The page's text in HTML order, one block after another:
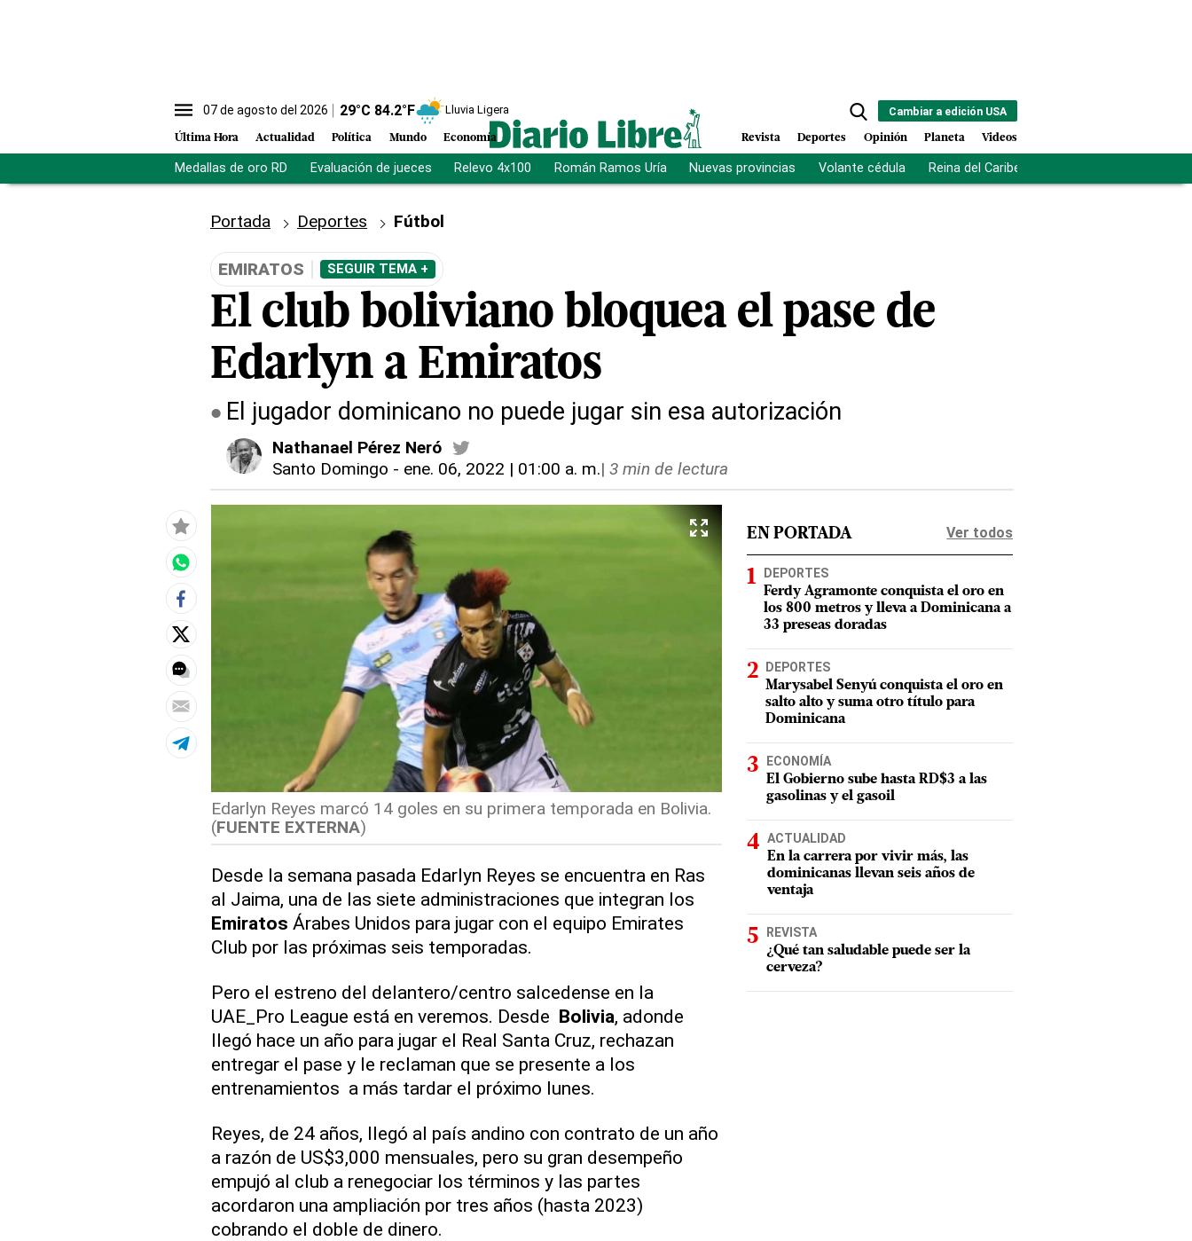
07 de agosto del 2026 29°C 84.2°F Lluvia Ligera
Última Hora Actualidad Política Mundo Economía
Cambiar a edición USA
Revista Deportes Opinión Planeta Videos
Medallas de oro RD Evaluación de jueces Relevo 4x100 Román Ramos Uría Nuevas provincias Volante cédula Reina del Caribe
Portada Deportes Fútbol
EMIRATOS SEGUIR TEMA +
El club boliviano bloquea el pase de
Edarlyn a Emiratos
El jugador dominicano no puede jugar sin esa autorización
Nathanael Pérez Neró
Santo Domingo - ene. 06, 2022 | 01:00 a. m.| 3 min de lectura
Edarlyn Reyes marcó 14 goles en su primera temporada en Bolivia.
(FUENTE EXTERNA)
Desde la semana pasada Edarlyn Reyes se encuentra en Ras
al Jaima, una de las siete administraciones que integran los
Emiratos Árabes Unidos para jugar con el equipo Emirates
Club por las próximas seis temporadas.
Pero el estreno del delantero/centro salcedense en la
UAE_Pro League está en veremos. Desde Bolivia, adonde
llegó hace un año para jugar el Real Santa Cruz, rechazan
entregar el pase y le reclaman que se presente a los
entrenamientos a más tardar el próximo lunes.
Reyes, de 24 años, llegó al país andino con contrato de un año
a razón de US$3,000 mensuales, pero su gran desempeño
empujó al club a renegociar los términos y las partes
acordaron una ampliación por tres años (hasta 2023)
cobrando el doble de dinero.
EN PORTADA Ver todos
DEPORTES
Ferdy Agramonte conquista el oro en
los 800 metros y lleva a Dominicana a
33 preseas doradas
DEPORTES
Marysabel Senyú conquista el oro en
salto alto y suma otro título para
Dominicana
ECONOMÍA
El Gobierno sube hasta RD$3 a las
gasolinas y el gasoil
ACTUALIDAD
En la carrera por vivir más, las
dominicanas llevan seis años de
ventaja
REVISTA
¿Qué tan saludable puede ser la
cerveza?